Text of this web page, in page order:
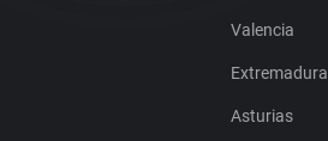
Valencia
Extremadura
Asturias